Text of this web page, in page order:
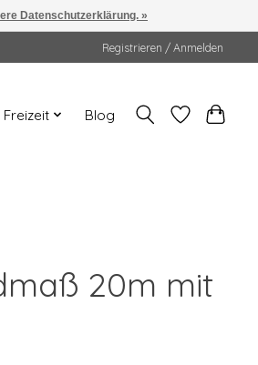
Registrieren / Anmelden
Freizeit Blog
20m mit
Datenschutzerklärung. »